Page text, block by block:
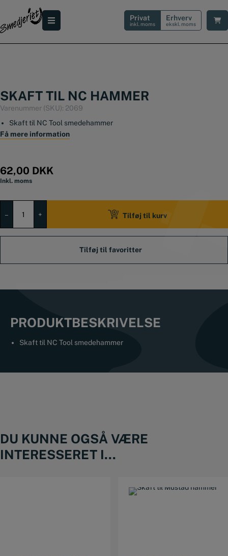
indholdet
Privat
inkl. moms
Erhverv
ekskl. moms
SKAFT TIL NC HAMMER
Varenummer (SKU): 2069
Skaft til NC Tool smedehammer
Få mere information
62,00 DKK
Inkl. moms
–
hammer
antal
+ Tilføj til kurv
PRODUKTBESKRIVELSE
Skaft til NC Tool smedehammer
DU KUNNE OGSÅ VÆRE
INTERESSERET I...